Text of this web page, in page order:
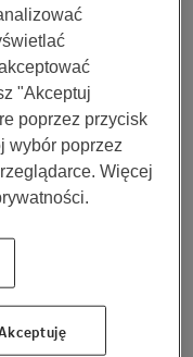
PPK to
zostać
płacowych. Z
będzie
działu
czy dostawca
Należy
"Akceptuj
poprzez przycisk
wybór poprzez
Więcej